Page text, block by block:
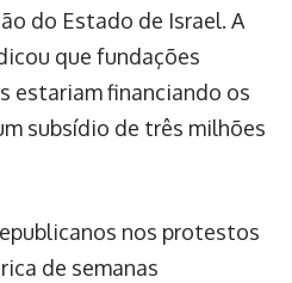
do Estado de Israel. A
que fundações
estariam financiando os
subsídio de três milhões
nos protestos
de semanas